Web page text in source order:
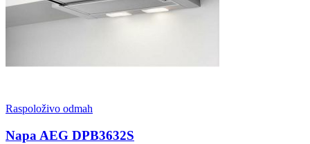
Raspoloživo odmah
Napa AEG DPB3632S